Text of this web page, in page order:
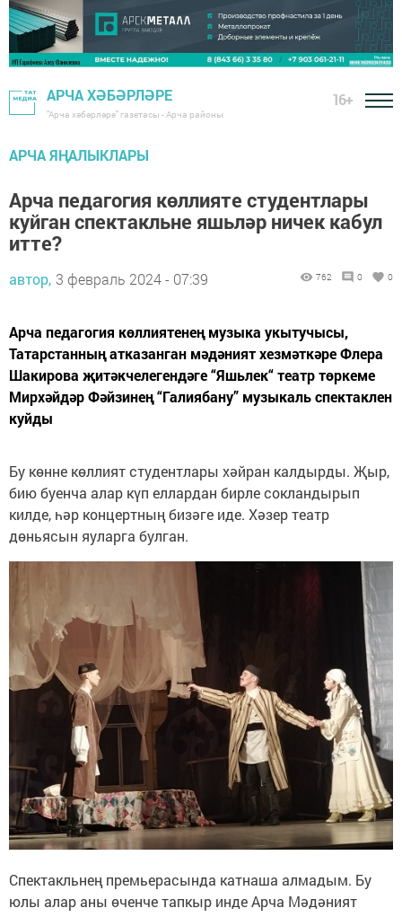
АРЧА ХӘБӘРЛӘРЕ
"Арча хәбәрләре" газетасы - Арча районы
16+
АРЧА ЯҢАЛЫКЛАРЫ
Арча педагогия көллияте студентлары
куйган спектакльне яшьләр ничек кабул
итте?
автор, 3 февраль 2024 - 07:39 762 0 0
Арча педагогия көллиятенең музыка укытучысы,
Татарстанның атказанган мәдәният хезмәткәре Флера
Шакирова җитәкчелегендәге “Яшьлек“ театр төркеме
Мирхәйдәр Фәйзинең “Галиябану” музыкаль спектаклен
куйды
Бу көнне көллият студентлары хәйран калдырды. Җыр,
бию буенча алар күп еллардан бирле сокландырып
килде, һәр концертның бизәге иде. Хәзер театр
дөньясын яуларга булган.
Спектакльнең премьерасында катнаша алмадым. Бу
юлы алар аны өченче тапкыр инде Арча Мәдәният